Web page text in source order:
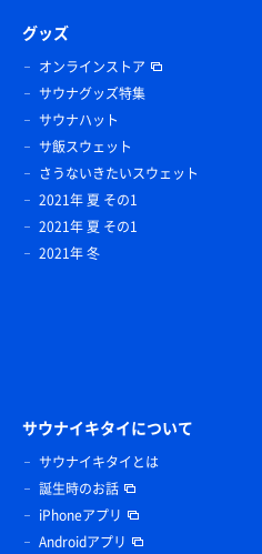
グッズ
オンラインストア
サウナグッズ特集
サウナハット
サ飯スウェット
さうないきたいスウェット
2021年 夏 その1
2021年 夏 その1
2021年 冬
サウナイキタイについて
サウナイキタイとは
誕生時のお話
iPhoneアプリ
Androidアプリ